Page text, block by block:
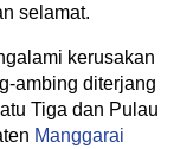
selamat.
kerusakan
ambing diterjang
Tiga dan Pulau
Manggarai